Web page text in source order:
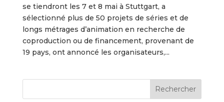
se tiendront les 7 et 8 mai à Stuttgart, a
sélectionné plus de 50 projets de séries et de
longs métrages d’animation en recherche de
coproduction ou de financement, provenant de
19 pays, ont annoncé les organisateurs,...